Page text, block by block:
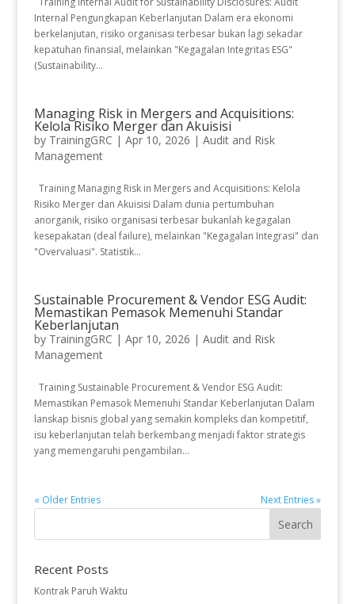
Internal Pengungkapan Keberlanjutan Dalam era ekonomi
berkelanjutan, risiko organisasi terbesar bukan lagi sekadar
kepatuhan finansial, melainkan "Kegagalan Integritas ESG"
(Sustainability...
Managing Risk in Mergers and Acquisitions:
Kelola Risiko Merger dan Akuisisi
by TrainingGRC | Apr 10, 2026 | Audit and Risk
Management
Training Managing Risk in Mergers and Acquisitions: Kelola
Risiko Merger dan Akuisisi Dalam dunia pertumbuhan
anorganik, risiko organisasi terbesar bukanlah kegagalan
kesepakatan (deal failure), melainkan "Kegagalan Integrasi" dan
"Overvaluasi". Statistik...
Sustainable Procurement & Vendor ESG Audit:
Memastikan Pemasok Memenuhi Standar
Keberlanjutan
by TrainingGRC | Apr 10, 2026 | Audit and Risk
Management
Training Sustainable Procurement & Vendor ESG Audit:
Memastikan Pemasok Memenuhi Standar Keberlanjutan Dalam
lanskap bisnis global yang semakin kompleks dan kompetitif,
isu keberlanjutan telah berkembang menjadi faktor strategis
yang memengaruhi pengambilan...
« Older Entries Next Entries »
Recent Posts
Kontrak Paruh Waktu